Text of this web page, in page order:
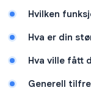
Hvilken
Hva er din
Hva ville fått
Generell